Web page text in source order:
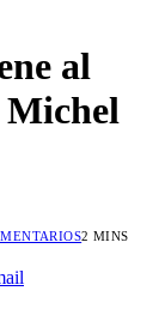
al
Michel
2 MINS